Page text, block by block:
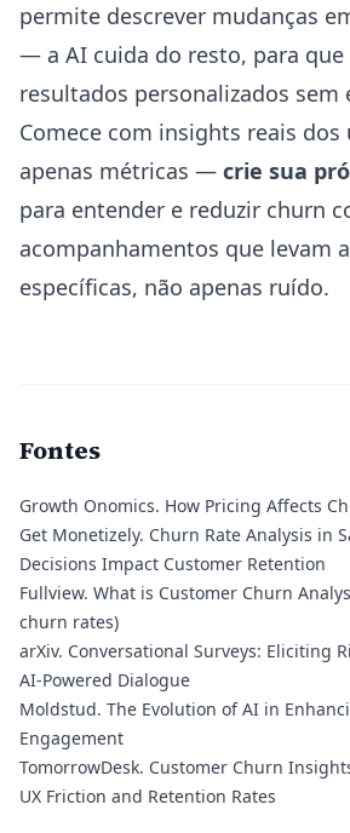
permite descrever mudanças
— a AI cuida do resto, para que
resultados personalizados sem
Comece com insights reais dos
apenas métricas — crie sua
para entender e reduzir churn
acompanhamentos que levam
específicas, não apenas ruído.
Fontes
Growth Onomics. How Pricing Affects
Get Monetizely. Churn Rate Analysis in
Decisions Impact Customer Retention
Fullview. What is Customer Churn
churn rates)
arXiv. Conversational Surveys: Eliciting
AI-Powered Dialogue
Moldstud. The Evolution of AI in
Engagement
TomorrowDesk. Customer Churn
UX Friction and Retention Rates